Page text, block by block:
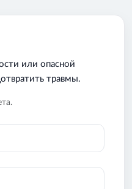
или опасной
травмы.